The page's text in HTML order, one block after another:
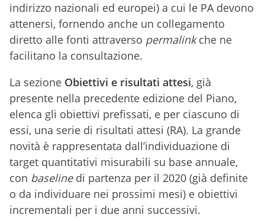
indirizzo nazionali ed europei) a cui le PA devono
attenersi, fornendo anche un collegamento
diretto alle fonti attraverso permalinkche ne
facilitano la consultazione.
La sezione Obiettivi e risultati attesi, già
presente nella precedente edizione del Piano,
elenca gli obiettivi prefissati, e per ciascuno di
essi, una serie di risultati attesi (RA). La grande
novità è rappresentata dall’individuazione di
target quantitativi misurabili su base annuale,
con baselinedi partenza per il 2020 (già definite
o da individuare nei prossimi mesi) e obiettivi
incrementali per i due anni successivi.